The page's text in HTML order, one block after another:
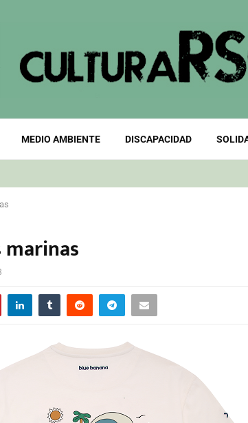
MEDIO AMBIENTE DISCAPACIDAD